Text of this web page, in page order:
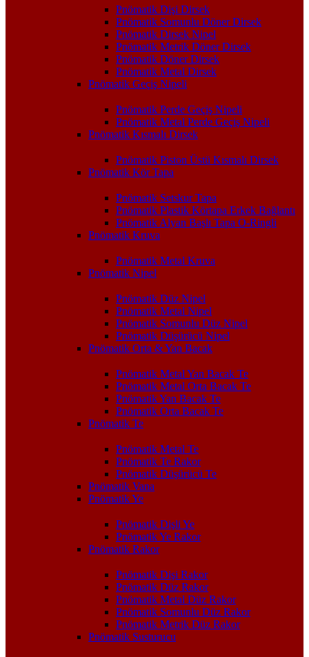
Pnömatik Dişi Dirsek
Pnömatik Somunlu Döner Dirsek
Pnömatik Dirsek Nipel
Pnömatik Metrik Döner Dirsek
Pnömatik Döner Dirsek
Pnömatik Metal Dirsek
Pnömatik Geçiş Nipeli
Pnömatik Perde Geçiş Nipeli
Pnömatik Metal Perde Geçiş Nipeli
Pnömatik Kısmalı Dirsek
Pnömatik Piston Üstü Kısmalı Dirsek
Pnömatik Kör Tapa
Pnömatik Setskur Tapa
Pnömatik Plastik Körtapa Erkek Bağlantı
Pnömatik Alyan Başlı Tapa O-Ringli
Pnömatik Kruva
Pnömatik Metal Kruva
Pnömatik Nipel
Pnömatik Düz Nipel
Pnömatik Metal Nipel
Pnömatik Somunlu Düz Nipel
Pnömatik Düşürücü Nipel
Pnömatik Orta & Yan Bacak
Pnömatik Metal Yan Bacak Te
Pnömatik Metal Orta Bacak Te
Pnömatik Yan Bacak Te
Pnömatik Orta Bacak Te
Pnömatik Te
Pnömatik Metal Te
Pnömatik Te Rakor
Pnömatik Düşürücü Te
Pnömatik Vana
Pnömatik Ye
Pnömatik Dişli Ye
Pnömatik Ye Rakor
Pnömatik Rakor
Pnömatik Dişi Rakor
Pnömatik Düz Rakor
Pnömatik Metal Düz Rakor
Pnömatik Somunlu Düz Rakor
Pnömatik Metrik Düz Rakor
Pnömatik Susturucu